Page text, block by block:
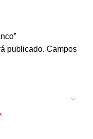
publicado. Campos